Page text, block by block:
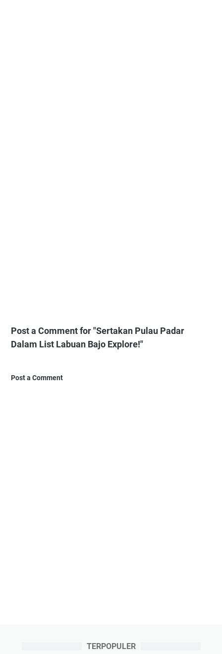
Post a Comment for "Sertakan Pulau Padar
Dalam List Labuan Bajo Explore!"
Post a Comment
TERPOPULER